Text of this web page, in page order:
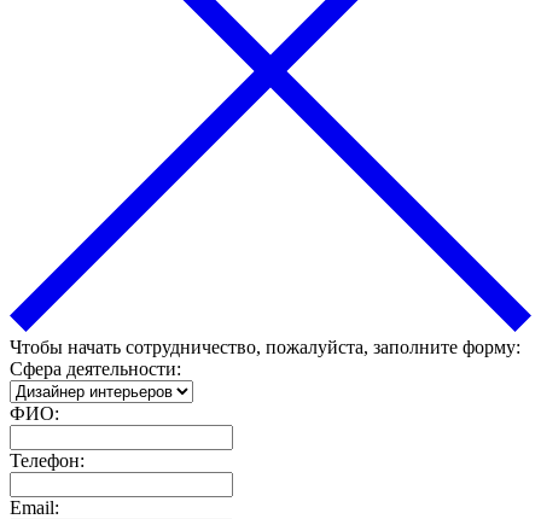
Чтобы начать сотрудничество, пожалуйста, заполните форму:
Сфера деятельности:
ФИО:
Телефон:
Email: